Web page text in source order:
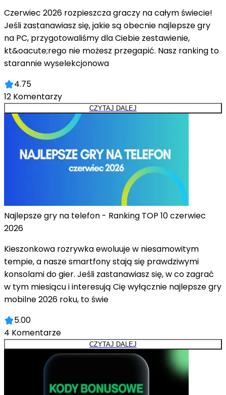
Czerwiec 2026 rozpieszcza graczy na całym świecie!
Jeśli zastanawiasz się, jakie są obecnie najlepsze gry
na PC, przygotowaliśmy dla Ciebie zestawienie,
kt&oacute;rego nie możesz przegapić. Nasz ranking to
starannie wyselekcjonowa
4.75
12 Komentarzy
CZYTAJ DALEJ
Najlepsze gry na telefon - Ranking TOP 10 czerwiec
2026
Kieszonkowa rozrywka ewoluuje w niesamowitym
tempie, a nasze smartfony stają się prawdziwymi
konsolami do gier. Jeśli zastanawiasz się, w co zagrać
w tym miesiącu i interesują Cię wyłącznie najlepsze gry
mobilne 2026 roku, to świe
5.00
4 Komentarze
CZYTAJ DALEJ